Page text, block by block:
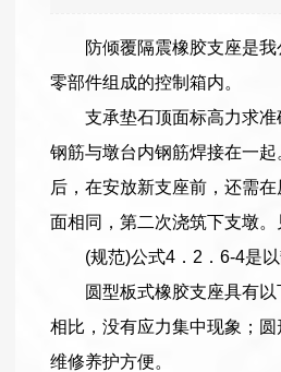
防倾覆隔震橡胶支座是
零部件组成的控制箱内。
支承垫石顶面标高力求
钢筋与墩台内钢筋焊接在一
后，在安放新支座前，还需
面相同，第二次浇筑下支墩
(规范)公式4．2．6-4是
圆型板式橡胶支座具有
相比，没有应力集中现象；
维修养护方便。